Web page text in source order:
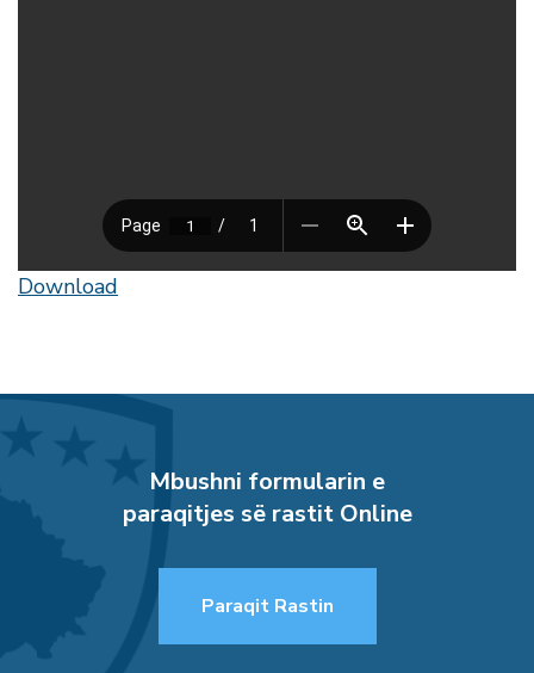
Download
Mbushni formularin e
paraqitjes së rastit Online
Paraqit Rastin